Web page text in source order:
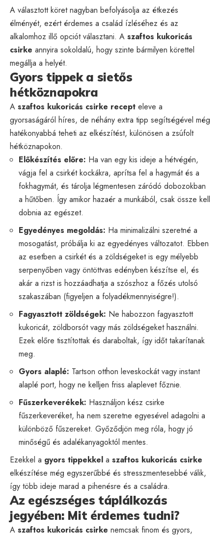
A választott köret nagyban befolyásolja az étkezés
élményét, ezért érdemes a család ízléséhez és az
alkalomhoz illő opciót választani. A szaftos kukoricás
csirke annyira sokoldalú, hogy szinte bármilyen körettel
megállja a helyét.
Gyors tippek a sietős
hétköznapokra
A szaftos kukoricás csirke recept eleve a
gyorsaságáról híres, de néhány extra tipp segítségével még
hatékonyabbá teheti az elkészítést, különösen a zsúfolt
hétköznapokon.
Előkészítés előre: Ha van egy kis ideje a hétvégén,
vágja fel a csirkét kockákra, aprítsa fel a hagymát és a
fokhagymát, és tárolja légmentesen záródó dobozokban
a hűtőben. Így amikor hazaér a munkából, csak össze kell
dobnia az egészet.
Egyedényes megoldás: Ha minimalizálni szeretné a
mosogatást, próbálja ki az egyedényes változatot. Ebben
az esetben a csirkét és a zöldségeket is egy mélyebb
serpenyőben vagy öntöttvas edényben készítse el, és
akár a rizst is hozzáadhatja a szószhoz a főzés utolsó
szakaszában (figyeljen a folyadékmennyiségre!).
Fagyasztott zöldségek: Ne habozzon fagyasztott
kukoricát, zöldborsót vagy más zöldségeket használni.
Ezek előre tisztítottak és daraboltak, így időt takarítanak
meg.
Gyors alaplé: Tartson otthon leveskockát vagy instant
alaplé port, hogy ne kelljen friss alaplevet főznie.
Fűszerkeverékek: Használjon kész csirke
fűszerkeveréket, ha nem szeretne egyesével adagolni a
különböző fűszereket. Győződjön meg róla, hogy jó
minőségű és adalékanyagoktól mentes.
Ezekkel a gyors tippekkel a szaftos kukoricás csirke
elkészítése még egyszerűbbé és stresszmentesebbé válik,
így több ideje marad a pihenésre és a családra.
Az egészséges táplálkozás
jegyében: Mit érdemes tudni?
A szaftos kukoricás csirke nemcsak finom és gyors,